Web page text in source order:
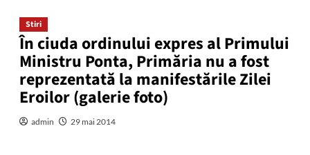
Stiri
În ciuda ordinului expres al Primului
Ministru Ponta, Primăria nu a fost
reprezentată la manifestările Zilei
Eroilor (galerie foto)
admin 29 mai 2014